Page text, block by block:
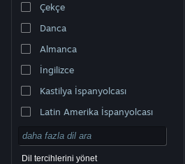
Çekçe
Danca
Almanca
İngilizce
Kastilya İspanyolcası
Latin Amerika İspanyolcası
Dil tercihlerini yönet